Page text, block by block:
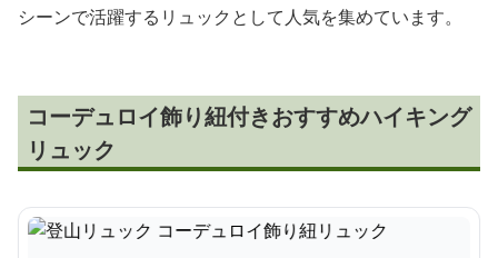
シーンで活躍するリュックとして人気を集めています。
コーデュロイ飾り紐付きおすすめハイキング
リュック